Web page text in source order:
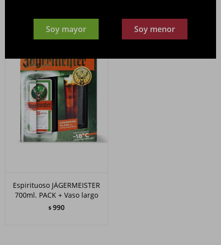
Soy mayor Soy menor
Espirituoso JÄGERMEISTER
700ml. PACK + Vaso largo
$ 990